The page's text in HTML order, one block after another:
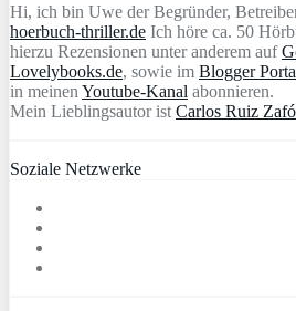
Hi, ich bin Uwe der Begründer,
hoerbuch-thriller.de Ich höre ca. 50
hierzu Rezensionen unter anderem auf
Lovelybooks.de, sowie im Blogger
in meinen Youtube-Kanal abonnieren.
Mein Lieblingsautor ist Carlos Ruiz
Soziale Netzwerke